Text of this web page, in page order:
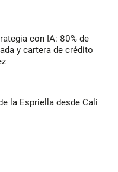
con IA: 80% de
y cartera de crédito
la Espriella desde Cali